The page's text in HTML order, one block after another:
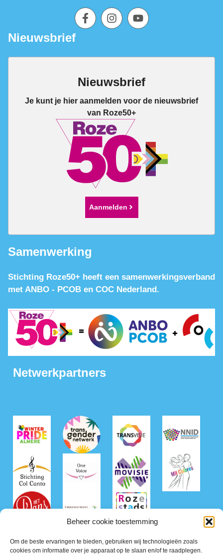
Beheer cookie toestemming
Om de beste ervaringen te bieden, gebruiken wij technologieën zoals
cookies om informatie over je apparaat op te slaan en/of te raadplegen.
Nieuwsbrief
Nieuwsbrief
Je kunt je hier aanmelden voor de nieuwsbrief
van Roze50+
Aanmelden
Samenwerking
Stichting Roze50+ heeft een samenwerkingsverband
met ANBO - PCOB en COC Nederland.
Netwerkpartners